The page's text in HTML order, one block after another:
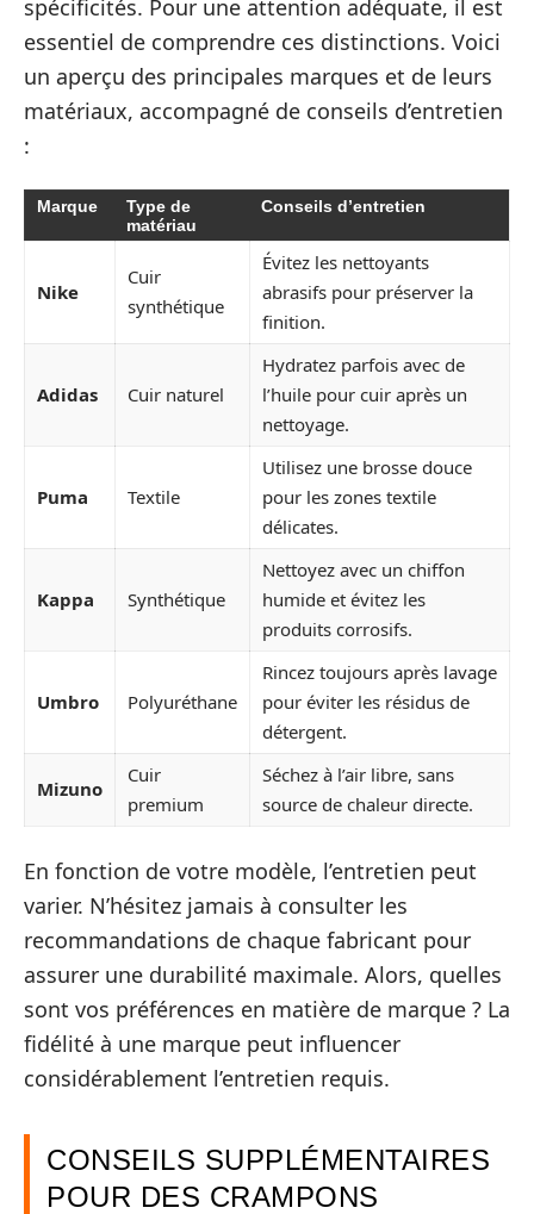
spécificités. Pour une attention adéquate, il est
essentiel de comprendre ces distinctions. Voici
un aperçu des principales marques et de leurs
matériaux, accompagné de conseils d’entretien
:
Marque
Type de
matériau
Conseils d’entretien
Nike
Cuir
synthétique
Évitez les nettoyants
abrasifs pour préserver la
finition.
Adidas Cuir naturel
Hydratez parfois avec de
l’huile pour cuir après un
nettoyage.
Puma Textile
Utilisez une brosse douce
pour les zones textile
délicates.
Kappa Synthétique
Nettoyez avec un chiffon
humide et évitez les
produits corrosifs.
Umbro Polyuréthane
Rincez toujours après lavage
pour éviter les résidus de
détergent.
Mizuno
Cuir
premium
Séchez à l’air libre, sans
source de chaleur directe.
En fonction de votre modèle, l’entretien peut
varier. N’hésitez jamais à consulter les
recommandations de chaque fabricant pour
assurer une durabilité maximale. Alors, quelles
sont vos préférences en matière de marque ? La
fidélité à une marque peut influencer
considérablement l’entretien requis.
CONSEILS SUPPLÉMENTAIRES
POUR DES CRAMPONS